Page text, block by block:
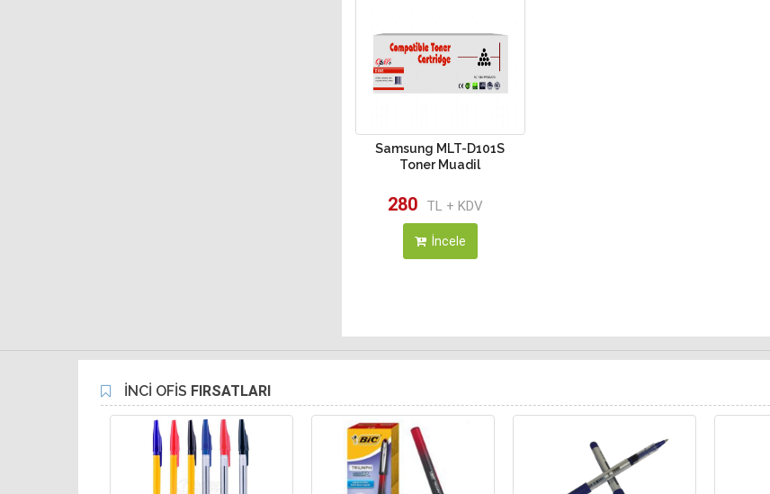
Samsung MLT-D101S
Toner Muadil
280 TL + KDV
İncele
İNCİ OFİS FIRSATLARI